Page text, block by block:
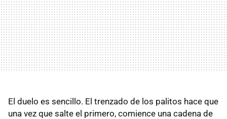
El duelo es sencillo. El trenzado de los palitos hace que
una vez que salte el primero, comience una cadena de